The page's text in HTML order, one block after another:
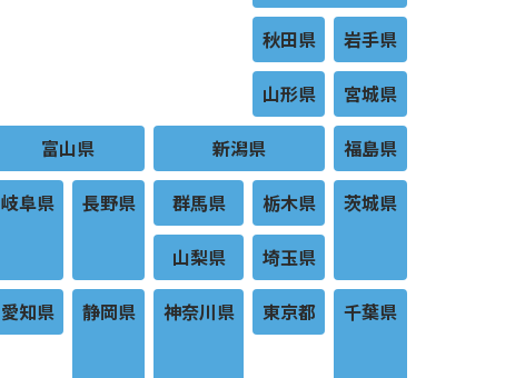
秋田県 岩手県
山形県 宮城県
富山県 新潟県 福島県
岐阜県 長野県 群馬県 栃木県 茨城県
山梨県 埼玉県
愛知県 静岡県 神奈川県 東京都 千葉県